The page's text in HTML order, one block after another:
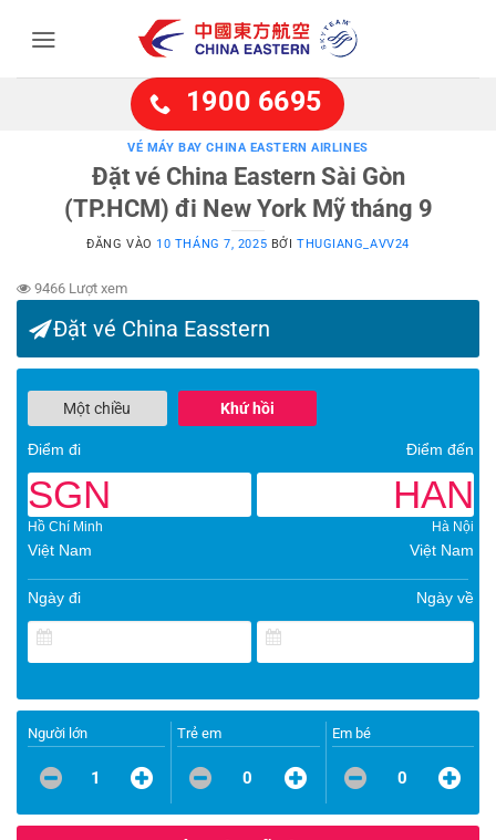
1900 6695
VÉ MÁY BAY CHINA EASTERN AIRLINES
Đặt vé China Eastern Sài Gòn
(TP.HCM) đi New York Mỹ tháng 9
ĐĂNG VÀO 10 THÁNG 7, 2025 BỞI THUGIANG_AVV24
9466 Lượt xem
Đặt vé China Easstern
Một chiều Khứ hồi
Điểm đi Điểm đến
SGN
Hồ Chí Minh
Việt Nam
HAN
Hà Nội
Việt Nam
Ngày đi Ngày về
Người lớn
1
Trẻ em
0
Em bé
0